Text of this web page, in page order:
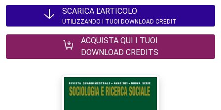
SCARICA L'ARTICOLO
UTILIZZANDO I TUOI DOWNLOAD CREDIT
ACQUISTA QUI I TUOI
DOWNLOAD CREDITS